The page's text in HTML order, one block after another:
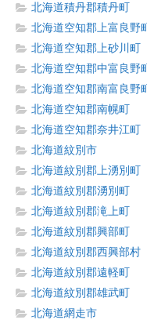
北海道積丹郡積丹町
北海道空知郡上富良野町
北海道空知郡上砂川町
北海道空知郡中富良野町
北海道空知郡南富良野町
北海道空知郡南幌町
北海道空知郡奈井江町
北海道紋別市
北海道紋別郡上湧別町
北海道紋別郡湧別町
北海道紋別郡滝上町
北海道紋別郡興部町
北海道紋別郡西興部村
北海道紋別郡遠軽町
北海道紋別郡雄武町
北海道網走市